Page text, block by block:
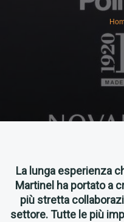
La lunga esperienza
Martinel ha portato a
più stretta
settore. Tutte le più